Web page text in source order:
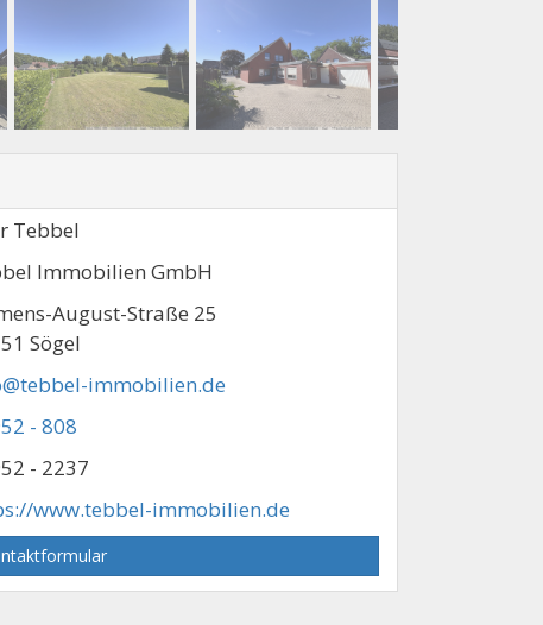
Tebbel
Immobilien GmbH
August-Straße 25
Sögel
immobilien.de
- 808
- 2237
www.tebbel-immobilien.de